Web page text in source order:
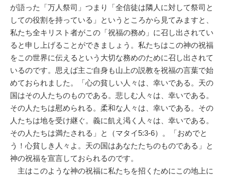
が語った「万人祭司」つまり「全信徒は隣人に対して祭司と
しての役割を持っている」というところから見てみますと、
私たち全キリスト者がこの「祝福の務め」に召し出されてい
ると申し上げることができましょう。私たちはこの神の祝福
をこの世界に伝えるという大切な務めのために召し出されて
いるのです。思えば主ご自身も山上の説教を祝福の言葉で始
めておられました。「心の貧しい人々は、幸いである。天の
国はその人たちのものである。悲しむ人々は、幸いである。
その人たちは慰められる。柔和な人々は、幸いである。その
人たちは地を受け継ぐ。義に飢え渇く人々は、幸いである。
その人たちは満たされる」と（マタイ5:3-6）。「おめでと
う！心貧しき人々よ。天の国はあなたたちのものである」と
神の祝福を宣言しておられるのです。
主はこのような神の祝福に私たちを招くためにこの地上に